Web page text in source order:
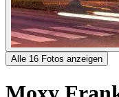
Alle 16 Fotos anzeigen